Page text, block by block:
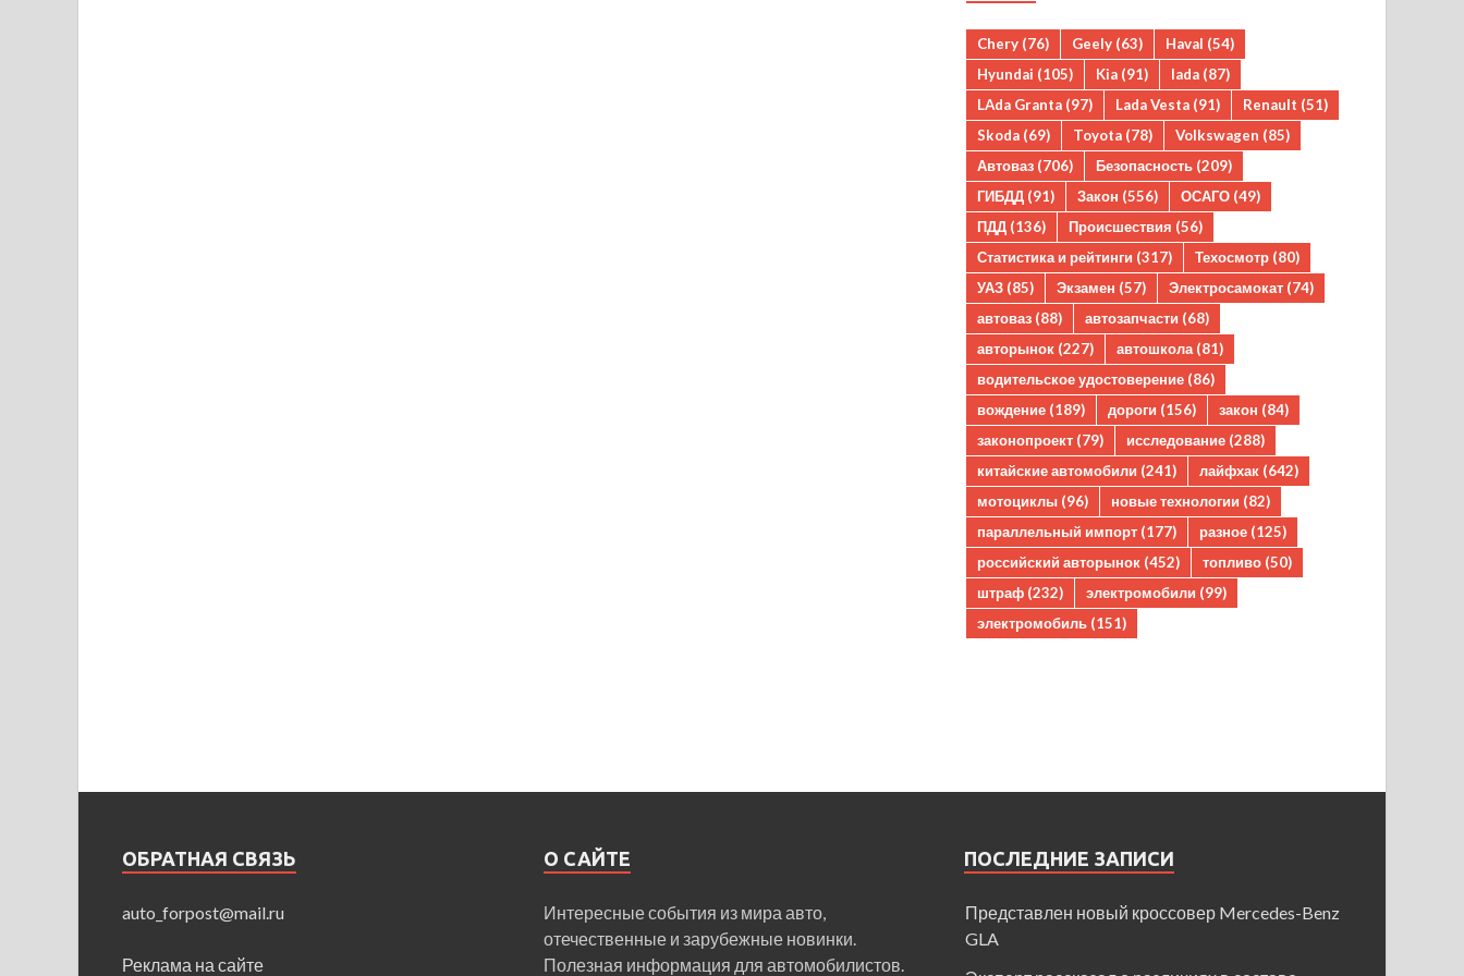
Chery (76) Geely (63) Haval (54)
Hyundai (105) Kia (91) lada (87)
LAda Granta (97) Lada Vesta (91) Renault (51)
Skoda (69) Toyota (78) Volkswagen (85)
Автоваз (706) Безопасность (209)
ГИБДД (91) Закон (556) ОСАГО (49)
ПДД (136) Происшествия (56)
Статистика и рейтинги (317) Техосмотр (80)
УАЗ (85) Экзамен (57) Электросамокат (74)
автоваз (88) автозапчасти (68)
авторынок (227) автошкола (81)
водительское удостоверение (86)
вождение (189) дороги (156) закон (84)
законопроект (79) исследование (288)
китайские автомобили (241) лайфхак (642)
мотоциклы (96) новые технологии (82)
параллельный импорт (177) разное (125)
российский авторынок (452) топливо (50)
штраф (232) электромобили (99)
электромобиль (151)
ОБРАТНАЯ СВЯЗЬ
auto_forpost@mail.ru
Реклама на сайте
О САЙТЕ
Интересные события из мира авто,
отечественные и зарубежные новинки.
Полезная информация для автомобилистов.
ПОСЛЕДНИЕ ЗАПИСИ
Представлен новый кроссовер Mercedes-Benz
GLA